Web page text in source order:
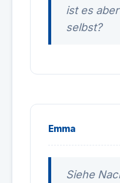
ist es
selbst?
Emma
Siehe